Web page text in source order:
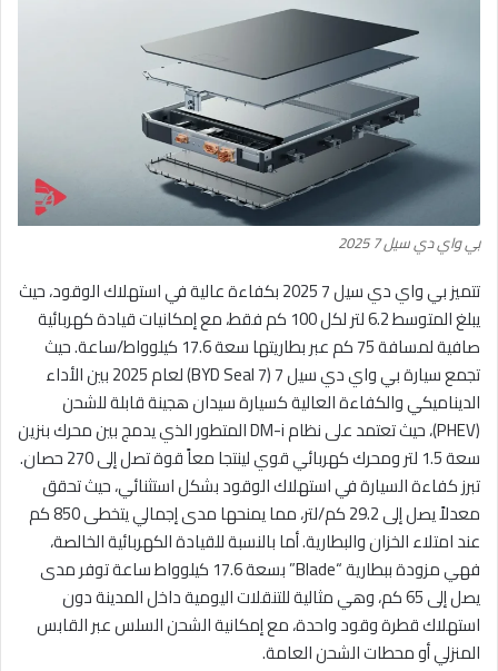
بي واي دي سيل 7 2025
تتميز بي واي دي سيل 7 2025 بكفاءة عالية في استهلاك الوقود، حيث
يبلغ المتوسط 6.2 لتر لكل 100 كم فقط، مع إمكانيات قيادة كهربائية
صافية لمسافة 75 كم عبر بطاريتها سعة 17.6 كيلوواط/ساعة. حيث
تجمع سيارة بي واي دي سيل 7 (BYD Seal 7) لعام 2025 بين الأداء
الديناميكي والكفاءة العالية كسيارة سيدان هجينة قابلة للشحن
(PHEV)، حيث تعتمد على نظام DM-i المتطور الذي يدمج بين محرك بنزين
سعة 1.5 لتر ومحرك كهربائي قوي لينتجا معاً قوة تصل إلى 270 حصان.
تبرز كفاءة السيارة في استهلاك الوقود بشكل استثنائي، حيث تحقق
معدلاً يصل إلى 29.2 كم/لتر، مما يمنحها مدى إجمالي يتخطى 850 كم
عند امتلاء الخزان والبطارية. أما بالنسبة للقيادة الكهربائية الخالصة،
فهي مزودة ببطارية “Blade” بسعة 17.6 كيلوواط ساعة توفر مدى
يصل إلى 65 كم، وهي مثالية للتنقلات اليومية داخل المدينة دون
استهلاك قطرة وقود واحدة، مع إمكانية الشحن السلس عبر القابس
المنزلي أو محطات الشحن العامة.